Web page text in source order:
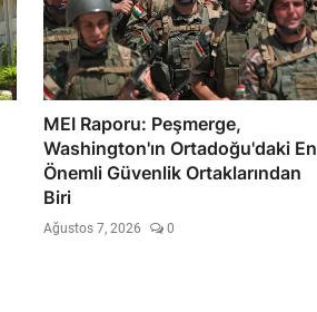
MEI Raporu: Peşmerge,
Washington'ın Ortadoğu'daki En
Önemli Güvenlik Ortaklarından
Biri
Ağustos 7, 2026 0